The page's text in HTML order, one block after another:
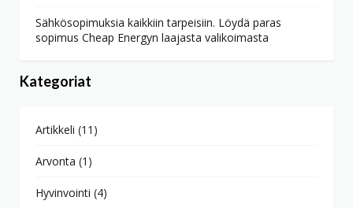
Sähkösopimuksia kaikkiin tarpeisiin. Löydä paras
sopimus Cheap Energyn laajasta valikoimasta
Kategoriat
Artikkeli (11)
Arvonta (1)
Hyvinvointi (4)